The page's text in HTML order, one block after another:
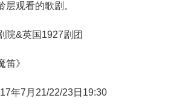
层观看的歌剧。
&英国1927剧团
》
年7月21/22/23日19:30